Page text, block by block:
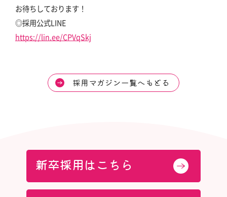
お待ちしております！
◎採用公式LINE
https://lin.ee/CPVqSkj
採用マガジン一覧へもどる
新卒採用はこちら